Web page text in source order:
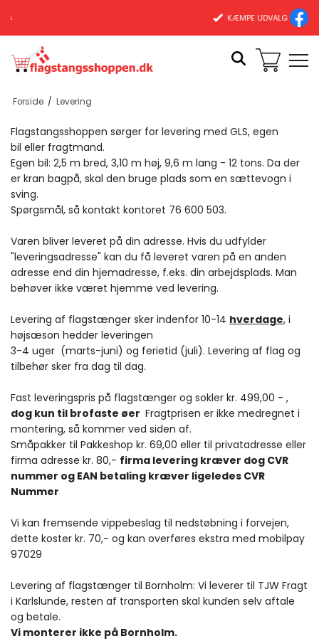
Forside / Levering
Flagstangsshoppen sørger for levering med GLS, egen
bil eller fragtmand.
Egen bil: 2,5 m bred, 3,10 m høj, 9,6 m lang - 12 tons. Da der
er kran bagpå, skal den bruge plads som en sættevogn i
sving.
Spørgsmål, så kontakt kontoret 76 600 503.
Varen bliver leveret på din adresse. Hvis du udfylder
"leveringsadresse" kan du få leveret varen på en anden
adresse end din hjemadresse, f.eks. din arbejdsplads. Man
behøver ikke været hjemme ved levering.
Levering af flagstænger sker indenfor 10-14 hverdage, i
højsæson hedder leveringen
3-4 uger (marts-juni) og ferietid (juli). Levering af flag og
tilbehør sker fra dag til dag.
Fast leveringspris på flagstænger og sokler kr. 499,00 - ,
dog kun til brofaste øer Fragtprisen er ikke medregnet i
montering, så kommer ved siden af.
Småpakker til Pakkeshop kr. 69,00 eller til privatadresse eller
firma adresse kr. 80,- firma levering kræver dog CVR
nummer og EAN betaling kræver ligeledes CVR
Nummer
Vi kan fremsende vippebeslag til nedstøbning i forvejen,
dette koster kr. 70,- og kan overføres ekstra med mobilpay
97029
Levering af flagstænger til Bornholm: Vi leverer til TJW Fragt
i Karlslunde, resten af transporten skal kunden selv aftale
og betale.
Vi monterer ikke på Bornholm.